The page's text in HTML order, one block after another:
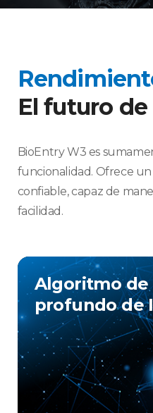
El futuro
BioEntry W3 es
funcionalidad. Ofrece
confiable, capaz de
facilidad.​
Algoritmo de
profundo de